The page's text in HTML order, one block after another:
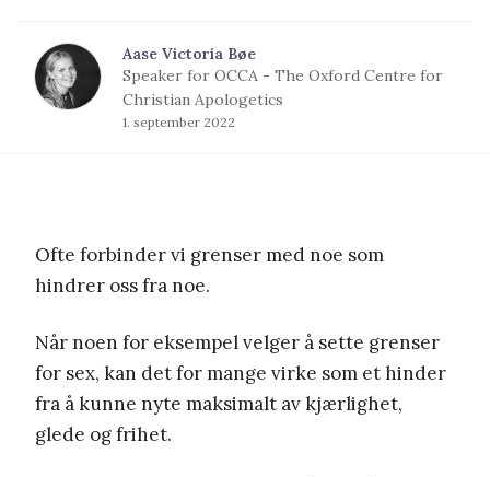
Aase Victoria Bøe
Speaker for OCCA - The Oxford Centre for
Christian Apologetics
1. september 2022
Ofte forbinder vi grenser med noe som
hindrer oss fra noe.
Når noen for eksempel velger å sette grenser
for sex, kan det for mange virke som et hinder
fra å kunne nyte maksimalt av kjærlighet,
glede og frihet.